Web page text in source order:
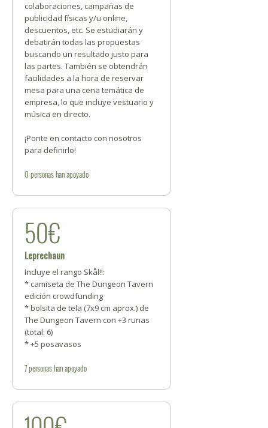
colaboraciones, campañas de
publicidad físicas y/u online,
descuentos, etc. Se estudiarán y
debatirán todas las propuestas
buscando un resultado justo para
las partes. También se obtendrán
facilidades a la hora de reservar
mesa para una cena temática de
empresa, lo que incluye vestuario y
música en directo.
¡Ponte en contacto con nosotros
para definirlo!
0 personashan apoyado
50€
Leprechaun
Incluye el rango Skål!!:
* camiseta de The Dungeon Tavern
edición crowdfunding
* bolsita de tela (7x9 cm aprox.) de
The Dungeon Tavern con +3 runas
(total: 6)
* +5 posavasos
7personashan apoyado